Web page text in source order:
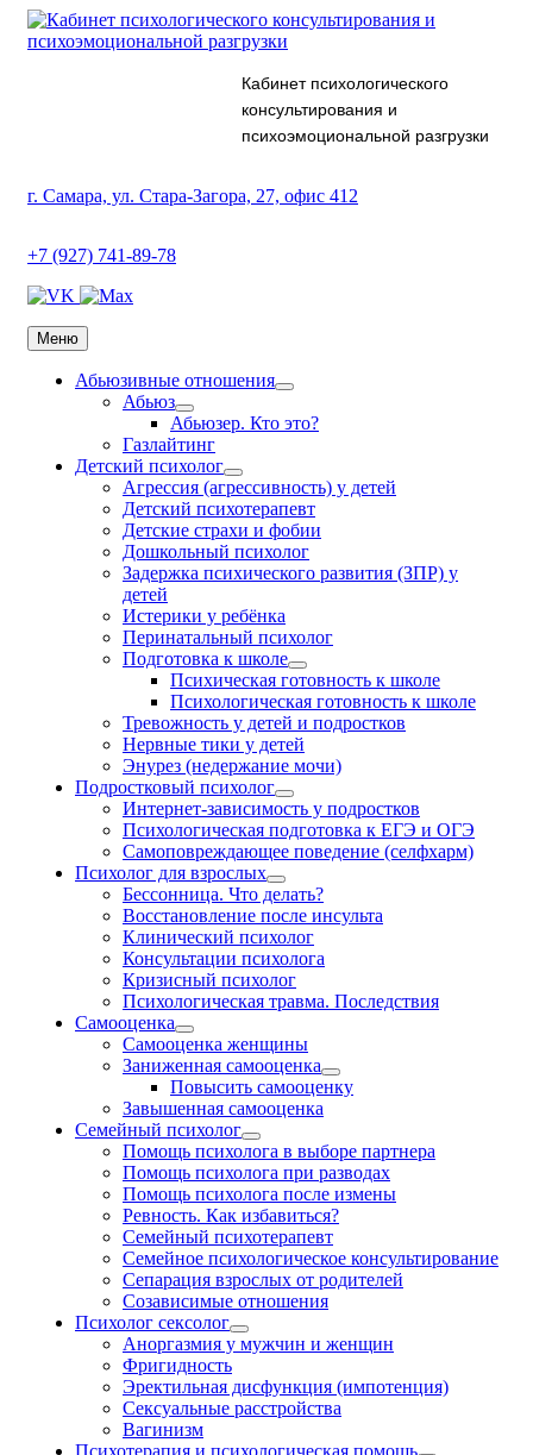
Кабинет психологического
консультирования и
психоэмоциональной разгрузки
г. Самара, ул. Стара-Загора, 27, офис 412
+7 (927) 741-89-78
Меню
Абьюзивные отношения
Абьюз
Абьюзер. Кто это?
Газлайтинг
Детский психолог
Агрессия (агрессивность) у детей
Детский психотерапевт
Детские страхи и фобии
Дошкольный психолог
Задержка психического развития (ЗПР) у
детей
Истерики у ребёнка
Перинатальный психолог
Подготовка к школе
Психическая готовность к школе
Психологическая готовность к школе
Тревожность у детей и подростков
Нервные тики у детей
Энурез (недержание мочи)
Подростковый психолог
Интернет-зависимость у подростков
Психологическая подготовка к ЕГЭ и ОГЭ
Самоповреждающее поведение (селфхарм)
Психолог для взрослых
Бессонница. Что делать?
Восстановление после инсульта
Клинический психолог
Консультации психолога
Кризисный психолог
Психологическая травма. Последствия
Самооценка
Самооценка женщины
Заниженная самооценка
Повысить самооценку
Завышенная самооценка
Семейный психолог
Помощь психолога в выборе партнера
Помощь психолога при разводах
Помощь психолога после измены
Ревность. Как избавиться?
Семейный психотерапевт
Семейное психологическое консультирование
Сепарация взрослых от родителей
Созависимые отношения
Психолог сексолог
Аноргазмия у мужчин и женщин
Фригидность
Эректильная дисфункция (импотенция)
Сексуальные расстройства
Вагинизм
Психотерапия и психологическая помощь